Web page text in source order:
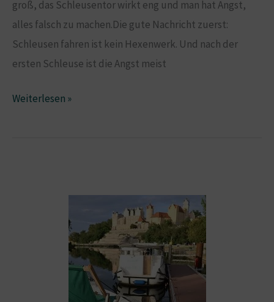
groß, das Schleusentor wirkt eng und man hat Angst,
alles falsch zu machen.Die gute Nachricht zuerst:
Schleusen fahren ist kein Hexenwerk. Und nach der
ersten Schleuse ist die Angst meist
Schleusen
Weiterlesen »